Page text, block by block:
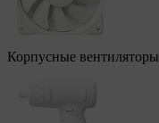
Корпусные вентиляторы